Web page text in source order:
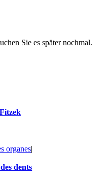
Sie es später nochmal.
organes|
dents